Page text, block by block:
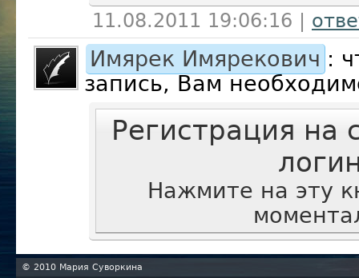
11.08.2011 19:06:16 |
Имярек Имярекович :
запись, Вам
Регистрация на
Нажмите на эту
© 2010 Мария Суворкина